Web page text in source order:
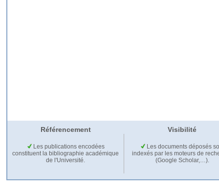
Référencement Visibilité
Les publications encodées
constituent la bibliographie académique
de l'Université.
Les documents déposés
indexés par les moteurs de
(Google Scholar,…).